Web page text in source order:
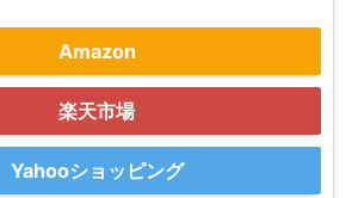
Amazon
楽天市場
Yahooショッピング